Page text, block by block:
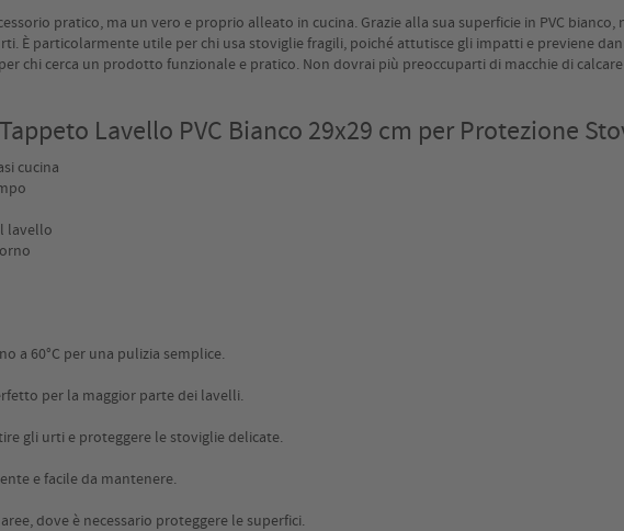
pratico, ma un vero e proprio alleato in cucina. Grazie alla sua superficie in PVC
È particolarmente utile per chi usa stoviglie fragili, poiché attutisce gli impatti e previene
chi cerca un prodotto funzionale e pratico. Non dovrai più preoccuparti di macchie di
Lavello PVC Bianco 29x29 cm per Protezione
cucina
lavello
a 60°C per una pulizia semplice.
per la maggior parte dei lavelli.
gli urti e proteggere le stoviglie delicate.
e facile da mantenere.
dove è necessario proteggere le superfici.